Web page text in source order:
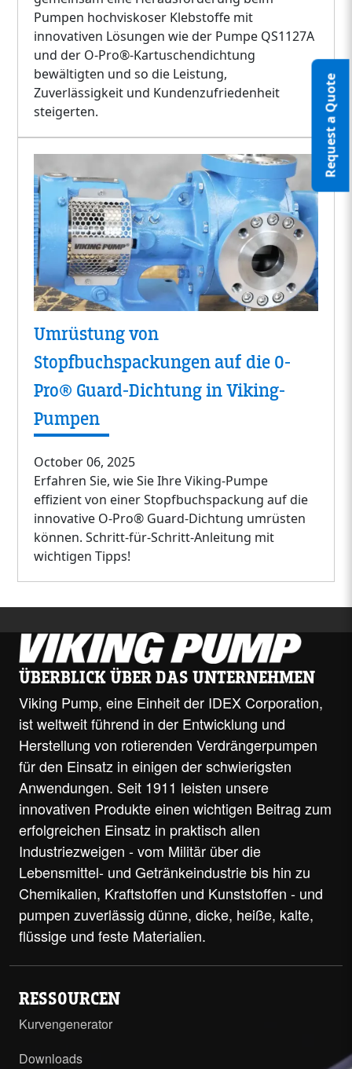
Request a Quote
Pumpen hochviskoser Klebstoffe mit
innovativen Lösungen wie der Pumpe QS1127A
und der O-Pro®-Kartuschendichtung
bewältigten und so die Leistung,
Zuverlässigkeit und Kundenzufriedenheit
steigerten.
Umrüstung von
Stopfbuchspackungen auf die O-
Pro® Guard-Dichtung in Viking-
Pumpen
October 06, 2025
Erfahren Sie, wie Sie Ihre Viking-Pumpe
effizient von einer Stopfbuchspackung auf die
innovative O-Pro® Guard-Dichtung umrüsten
können. Schritt-für-Schritt-Anleitung mit
wichtigen Tipps!
ÜBERBLICK ÜBER DAS UNTERNEHMEN
Viking Pump, eine Einheit der IDEX Corporation,
ist weltweit führend in der Entwicklung und
Herstellung von rotierenden Verdrängerpumpen
für den Einsatz in einigen der schwierigsten
Anwendungen. Seit 1911 leisten unsere
innovativen Produkte einen wichtigen Beitrag zum
erfolgreichen Einsatz in praktisch allen
Industriezweigen - vom Militär über die
Lebensmittel- und Getränkeindustrie bis hin zu
Chemikalien, Kraftstoffen und Kunststoffen - und
pumpen zuverlässig dünne, dicke, heiße, kalte,
flüssige und feste Materialien.
RESSOURCEN
Kurvengenerator
Downloads